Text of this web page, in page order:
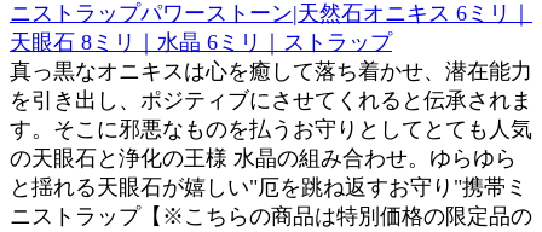
ニストラップパワーストーン|天然石オニキス 6ミリ｜
天眼石 8ミリ｜水晶 6ミリ｜ストラップ
真っ黒なオニキスは心を癒して落ち着かせ、潜在能力
を引き出し、ポジティブにさせてくれると伝承されま
す。そこに邪悪なものを払うお守りとしてとても人気
の天眼石と浄化の王様 水晶の組み合わせ。ゆらゆら
と揺れる天眼石が嬉しい"厄を跳ね返すお守り"携帯ミ
ニストラップ【※こちらの商品は特別価格の限定品の